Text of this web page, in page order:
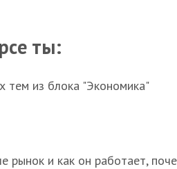
ты:
тем из блока "Экономика"
рынок и как он работает,